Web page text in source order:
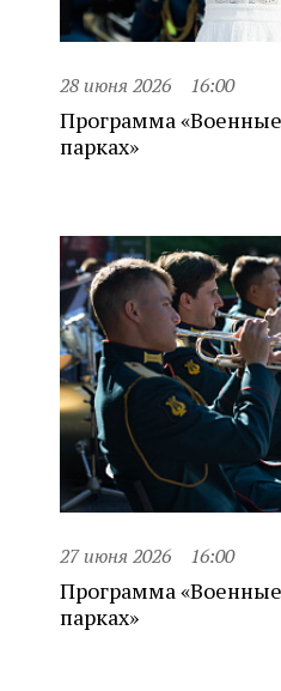
28 июня 2026 16:00
Программа
парках»
27 июня 2026 16:00
Программа
парках»